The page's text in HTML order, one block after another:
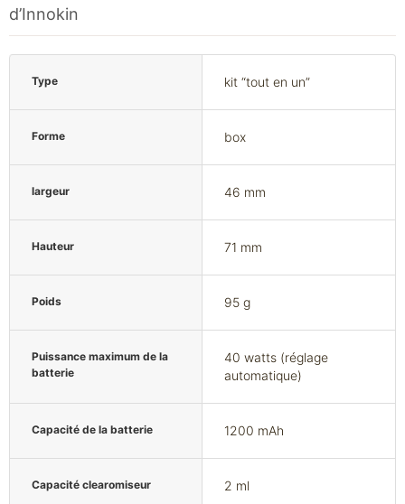
d’Innokin
Type kit “tout en un”
Forme box
largeur 46 mm
Hauteur 71 mm
Poids 95 g
Puissance maximum de la
batterie
40 watts (réglage
automatique)
Capacité de la batterie 1200 mAh
Capacité clearomiseur 2 ml